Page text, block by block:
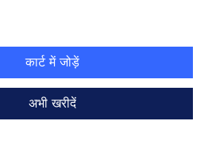
कार्ट में जोड़ें
अभी खरीदें